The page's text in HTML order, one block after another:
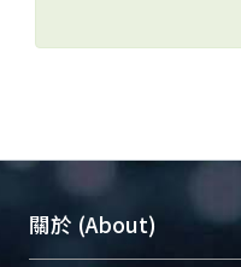
關於 (About)